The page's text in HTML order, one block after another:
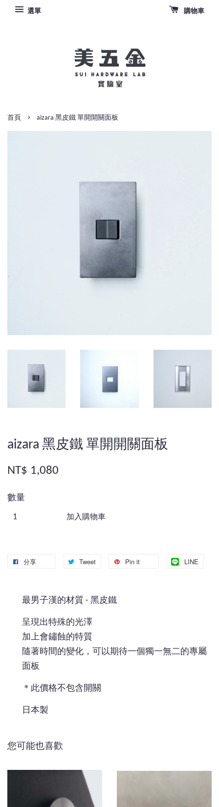
選單 購物車
首頁 › aizara 黑皮鐵 單開開關面板
aizara 黑皮鐵 單開開關面板
NT$ 1,080
數量
加入購物車
分享 Tweet Pin it LINE
最男子漢的材質 - 黑皮鐵
呈現出特殊的光澤
加上會鏽蝕的特質
隨著時間的變化，可以期待一個獨一無二的專屬
面板
＊此價格不包含開關
日本製
您可能也喜歡